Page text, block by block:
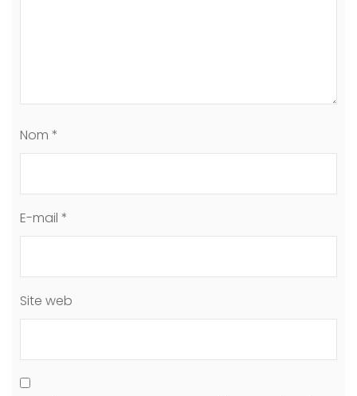
Nom *
E-mail *
Site web